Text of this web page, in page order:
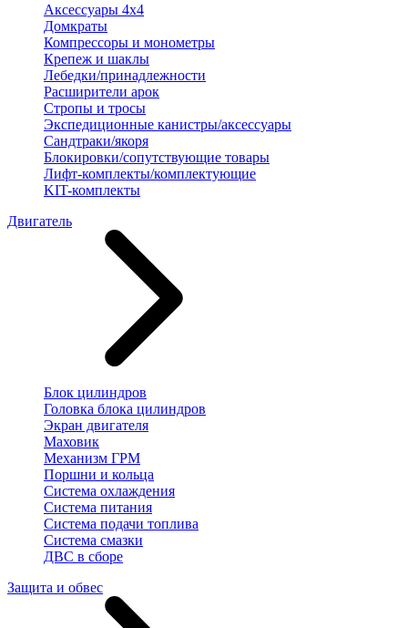
Аксессуары 4х4
Домкраты
Компрессоры и монометры
Крепеж и шаклы
Лебедки/принадлежности
Расширители арок
Стропы и тросы
Экспедиционные канистры/аксессуары
Сандтраки/якоря
Блокировки/сопутствующие товары
Лифт-комплекты/комплектующие
KIT-комплекты
Двигатель
Блок цилиндров
Головка блока цилиндров
Экран двигателя
Маховик
Механизм ГРМ
Поршни и кольца
Система охлаждения
Система питания
Система подачи топлива
Система смазки
ДВС в сборе
Защита и обвес